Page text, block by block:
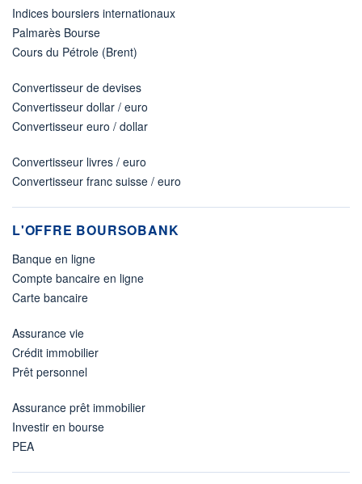
Indices boursiers internationaux
Palmarès Bourse
Cours du Pétrole (Brent)
Convertisseur de devises
Convertisseur dollar / euro
Convertisseur euro / dollar
Convertisseur livres / euro
Convertisseur franc suisse / euro
L'OFFRE BOURSOBANK
Banque en ligne
Compte bancaire en ligne
Carte bancaire
Assurance vie
Crédit immobilier
Prêt personnel
Assurance prêt immobilier
Investir en bourse
PEA